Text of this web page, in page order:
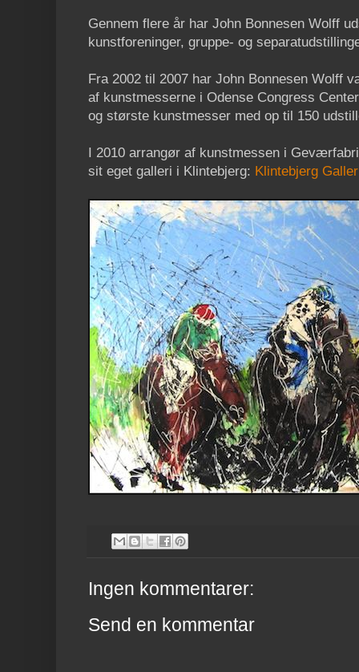
Gennem flere år har John Bonnesen Wolff
kunstforeninger, gruppe- og
Fra 2002 til 2007 har John Bonnesen Wolff
af kunstmesserne i Odense Congress
og største kunstmesser med op til 150
I 2010 arrangør af kunstmessen i
sit eget galleri i Klintebjerg: Klintebjerg
Ingen kommentarer:
Send en kommentar